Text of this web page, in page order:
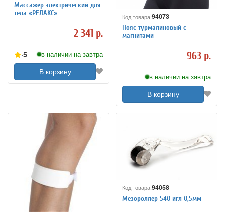
Массажер электрический для
тела «РЕЛАКС»
2 341 р.
5 в наличии на завтра
В корзину
Код товара:94073
Пояс турмалиновый с
магнитами
963 р.
в наличии на завтра
В корзину
Код товара:94058
Мезороллер 540 игл 0,5мм